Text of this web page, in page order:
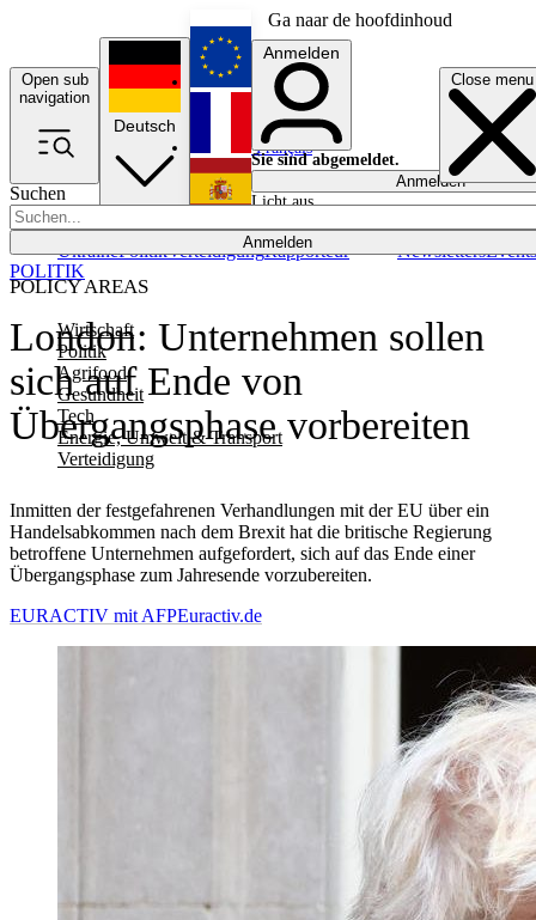
Ga naar de hoofdinhoud
Open sub
navigation
Close menu
Suchen
Anmelden
POLICY AREAS
Wirtschaft
Politik
Agrifood
Gesundheit
Tech
Energie, Umwelt & Transport
Verteidigung
UkrainePolitikVerteidigungRapporteur NewslettersEvents
Deutsch
English
Français
Anmelden
Sie sind abgemeldet.
Anmelden
Licht aus
London: Unternehmen sollen
sich auf Ende von
Übergangsphase vorbereiten
Inmitten der festgefahrenen Verhandlungen mit der EU über ein
Handelsabkommen nach dem Brexit hat die britische Regierung
betroffene Unternehmen aufgefordert, sich auf das Ende einer
Übergangsphase zum Jahresende vorzubereiten.
POLITIK
EURACTIV mit AFPEuractiv.de